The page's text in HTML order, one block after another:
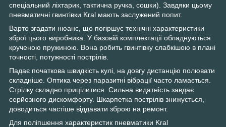
спеціальний ліхтарик, тактична ручка, сошки). Завдяки цьому
пневматичні гвинтівки Kral мають заслужений попит.
Варто згадати нюанс, що погіршує технічні характеристики
зброї цього виробника. У базовій комплектації обладнуються
крученою пружиною. Вона робить гвинтівку слабкішою в плані
точності, потужності пострілів.
Падає початкова швидкість кулі, на довгу дистанцію полювати
складніше. Оптика через паразитні вібрації часто ламається.
Стрілку складно прицілитися. Сильна видатність завдає
серйозного дискомфорту. Шкарпетка пострілів знижується,
доводиться частіше віддавати зброю на ремонт.
Для поліпшення характеристик пневматики Kral